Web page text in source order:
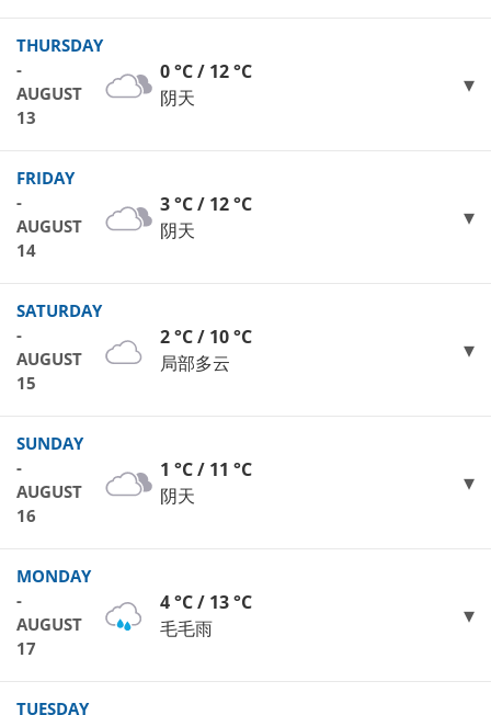
THURSDAY
-
AUGUST
13
0 °C / 12 °C
阴天
FRIDAY
-
AUGUST
14
3 °C / 12 °C
阴天
SATURDAY
-
AUGUST
15
2 °C / 10 °C
局部多云
SUNDAY
-
AUGUST
16
1 °C / 11 °C
阴天
MONDAY
-
AUGUST
17
4 °C / 13 °C
毛毛雨
TUESDAY